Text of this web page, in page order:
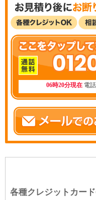
06時20分現在 電
各種クレジットカー